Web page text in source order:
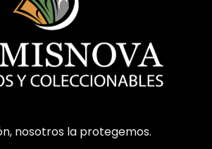
nosotros la protegemos.